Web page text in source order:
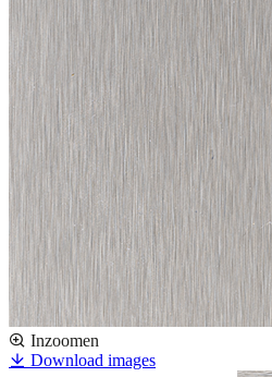
Inzoomen
Download images